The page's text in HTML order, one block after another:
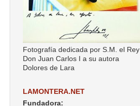
Fotografía dedicada por S.M. el Rey
Don Juan Carlos I a su autora
Dolores de Lara
LAMONTERA.NET
Fundadora: